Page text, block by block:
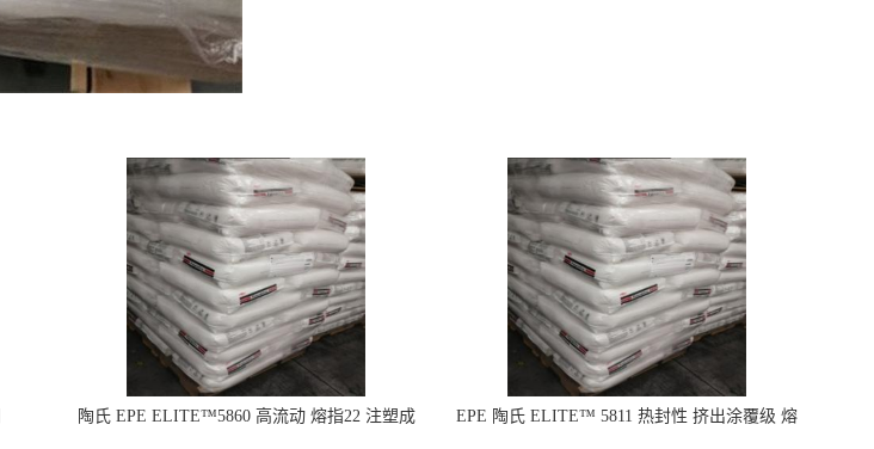
陶氏 EPE ELITE™5860 高流动 熔指22 注塑成
EPE 陶氏 ELITE™ 5811 热封性 挤出涂覆级 熔